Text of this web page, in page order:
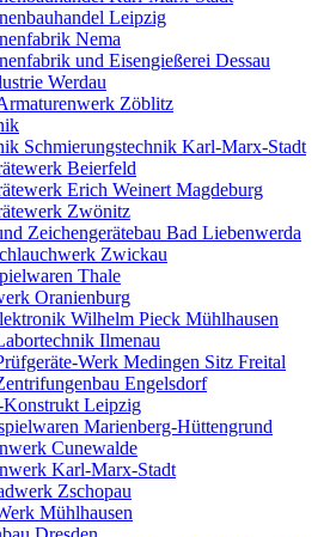
Leipzig
Nema
und Eisengießerei Dessau
Werdau
Zöblitz
Schmierungstechnik Karl-Marx-Stadt
Beierfeld
Erich Weinert Magdeburg
Zwönitz
Zeichengerätebau Bad Liebenwerda
Zwickau
Thale
Oranienburg
Wilhelm Pieck Mühlhausen
Ilmenau
Werk Medingen Sitz Freital
Engelsdorf
Leipzig
Marienberg-Hüttengrund
Cunewalde
Karl-Marx-Stadt
Zschopau
Mühlhausen